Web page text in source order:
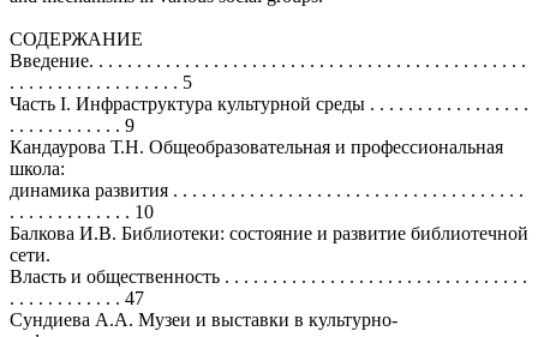
СОДЕРЖАНИЕ
Введение. . . . . . . . . . . . . . . . . . . . . . . . . . . . . . . . . . . . . . . . . . . . . .
. . . . . . . . . . . . . . . . . . 5
Часть I. Инфраструктура культурной среды . . . . . . . . . . . . . . . . .
. . . . . . . . . . . . 9
Кандаурова Т.Н. Общеобразовательная и профессиональная
школа:
динамика развития . . . . . . . . . . . . . . . . . . . . . . . . . . . . . . . . . . . . .
. . . . . . . . . . . . . 10
Балкова И.В. Библиотеки: состояние и развитие библиотечной
сети.
Власть и общественность . . . . . . . . . . . . . . . . . . . . . . . . . . . . . . . .
. . . . . . . . . . . . 47
Сундиева А.А. Музеи и выставки в культурно-